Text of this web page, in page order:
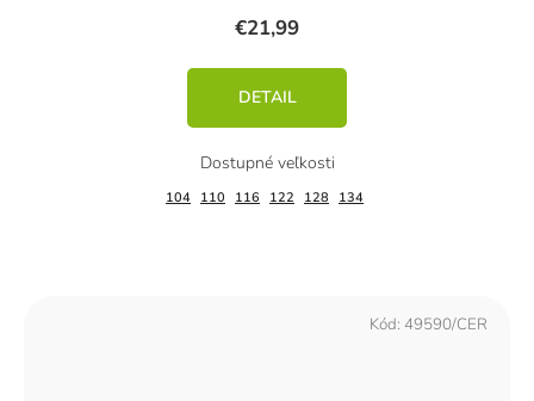
€21,99
DETAIL
104 110 116 122 128 134
Kód: 49590/CER